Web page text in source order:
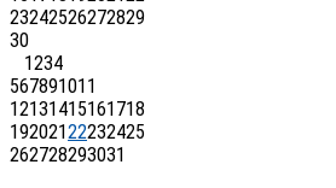
23242526272829
30
1234
567891011
12131415161718
19202122232425
262728293031